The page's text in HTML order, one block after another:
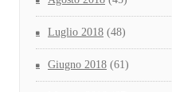
Luglio 2018 (48)
Giugno 2018 (61)